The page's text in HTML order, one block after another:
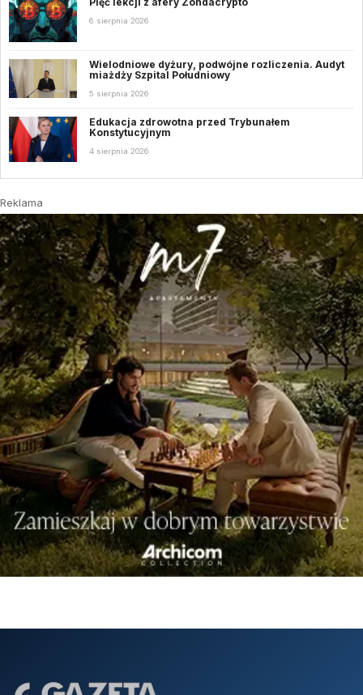
6 sierpnia 2026
Wielodniowe dyżury, podwójne rozliczenia. Audyt
miażdży Szpital Południowy
5 sierpnia 2026
Edukacja zdrowotna przed Trybunałem
Konstytucyjnym
4 sierpnia 2026
Reklama